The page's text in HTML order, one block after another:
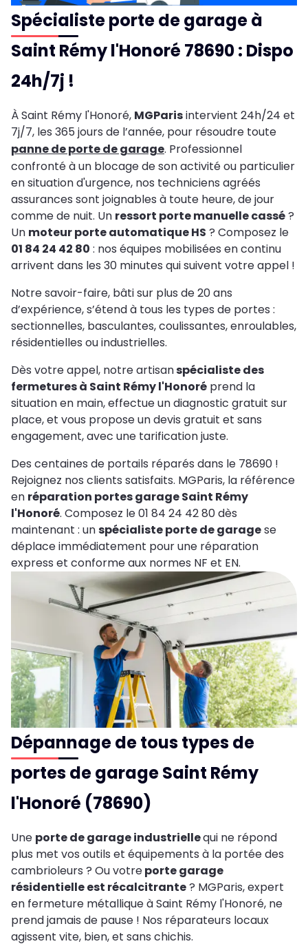
Spécialiste porte de garage à
Saint Rémy l'Honoré 78690 : Dispo
24h/7j !
À Saint Rémy l'Honoré, MGParisintervient 24h/24 et
7j/7, les 365 jours de l’année, pour résoudre toute
panne de porte de garage. Professionnel
confronté à un blocage de son activité ou particulier
en situation d'urgence, nos techniciens agréés
assurances sont joignables à toute heure, de jour
comme de nuit. Un ressort porte manuelle cassé?
Un moteur porte automatique HS ? Composez le
01 84 24 42 80 : nos équipes mobilisées en continu
arrivent dans les 30 minutes qui suivent votre appel !
Notre savoir-faire, bâti sur plus de 20 ans
d’expérience, s’étend à tous les types de portes :
sectionnelles, basculantes, coulissantes, enroulables,
résidentielles ou industrielles.
Dès votre appel, notre artisanspécialiste des
fermetures à Saint Rémy l'Honoré prend la
situation en main, effectue un diagnostic gratuit sur
place, et vous propose un devis gratuit et sans
engagement, avec une tarification juste.
Des centaines de portails réparés dans le 78690 !
Rejoignez nos clients satisfaits. MGParis, la référence
en réparation portes garage Saint Rémy
l'Honoré. Composez le 01 84 24 42 80 dès
maintenant : unspécialiste porte de garagese
déplace immédiatement pour une réparation
express et conforme aux normes NF et EN.
Dépannage de tous types de
portes de garage Saint Rémy
l'Honoré (78690)
Une porte de garage industriellequi ne répond
plus met vos outils et équipements à la portée des
cambrioleurs ? Ou votreporte garage
résidentielle est récalcitrante? MGParis, expert
en fermeture métallique à Saint Rémy l'Honoré, ne
prend jamais de pause ! Nos réparateurs locaux
agissent vite, bien, et sans chichis.